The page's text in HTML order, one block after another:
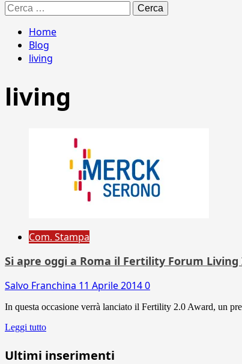
Ricerca
per:
Home
Blog
living
living
Com. Stampa
Si apre oggi a Roma il Fertility Forum
Salvo Franchina 11 Aprile 20140
In questa occasione verrà lanciato il Fertility 2.0 Award, un
Leggi tutto
Ultimi inserimenti